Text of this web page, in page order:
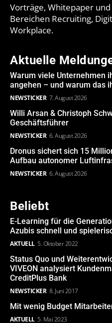
Vorträge, Whitepaper
Bereichen Recruiting,
Workplace.
Aktuelle
Warum viele Unternehmen
angehen – und warum das
NEWSTICKER 7. August 2026
Willi Arsan & Christoph
Geschäftsführer
NEWSTICKER 6. August 2026
Dronus sichert sich 15
Aufbau autonomer
NEWSTICKER 6. August 2026
Beliebt
E-Learning für die
Azubis schnell und
AKTUELL 5. Oktober 2022
Status Quo und
VIVEON analysiert
CreditPlus Bank
NEWSTICKER 8. Juni 2017
Mit wenig Budget
AKTUELL 5. Mai 2023